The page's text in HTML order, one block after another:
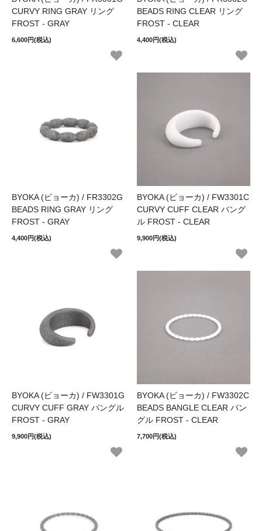
CURVY RING GRAY リング
FROST - GRAY
6,600円(税込)
BEADS RING CLEAR リング
FROST - CLEAR
4,400円(税込)
BYOKA (ビョーカ) / FR3302G
BEADS RING GRAY リング
FROST - GRAY
4,400円(税込)
BYOKA (ビョーカ) / FW3301C
CURVY CUFF CLEAR バング
ル FROST - CLEAR
9,900円(税込)
BYOKA (ビョーカ) / FW3301G
CURVY CUFF GRAY バングル
FROST - GRAY
9,900円(税込)
BYOKA (ビョーカ) / FW3302C
BEADS BANGLE CLEAR バン
グル FROST - CLEAR
7,700円(税込)